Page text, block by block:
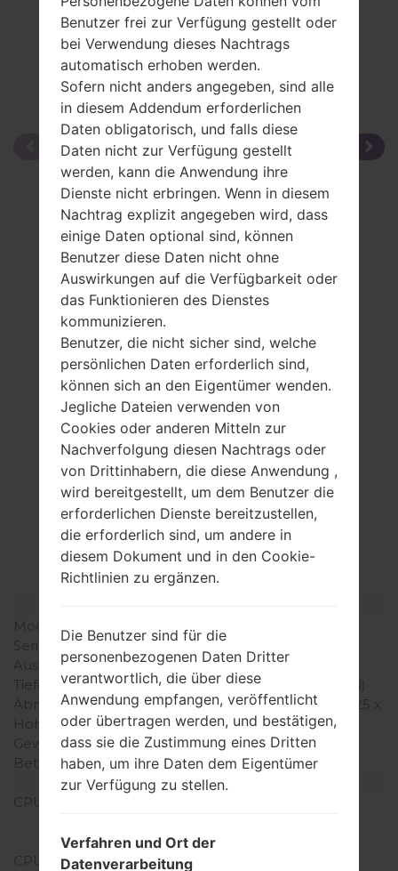
Spezifikation
LGP350G(LGP350G)
akaLG Optimus Me
Modell
LGP350G
Serie
LG Optimus Me
Ausgabe
Februar, 2011
Tiefe
12.2 millimeter (0.48 Zoll)
Abmessungen (Breite /
Höhe)
108 x 57.5 millimeter (4.25 x
2.26 Zoll)
Gewicht
110 gramm (3.88 unzen)
Betriebssystem
Android 2.2 (Froyo)
Ausrüstung
CPU
Snapdragon S1
CPU-Kerne
Benutzer frei zur Verfügung gestellt oder
bei Verwendung dieses Nachtrags
automatisch erhoben werden.
Sofern nicht anders angegeben, sind alle
in diesem Addendum erforderlichen
Daten obligatorisch, und falls diese
Daten nicht zur Verfügung gestellt
werden, kann die Anwendung ihre
Dienste nicht erbringen. Wenn in diesem
Nachtrag explizit angegeben wird, dass
einige Daten optional sind, können
Benutzer diese Daten nicht ohne
Auswirkungen auf die Verfügbarkeit oder
das Funktionieren des Dienstes
kommunizieren.
Benutzer, die nicht sicher sind, welche
persönlichen Daten erforderlich sind,
können sich an den Eigentümer wenden.
Jegliche Dateien verwenden von
Cookies oder anderen Mitteln zur
Nachverfolgung diesen Nachtrags oder
von Drittinhabern, die diese Anwendung ,
wird bereitgestellt, um dem Benutzer die
erforderlichen Dienste bereitzustellen,
die erforderlich sind, um andere in
diesem Dokument und in den Cookie-
Richtlinien zu ergänzen.
Die Benutzer sind für die
personenbezogenen Daten Dritter
verantwortlich, die über diese
Anwendung empfangen, veröffentlicht
oder übertragen werden, und bestätigen,
dass sie die Zustimmung eines Dritten
haben, um ihre Daten dem Eigentümer
zur Verfügung zu stellen.
Verfahren und Ort der
Datenverarbeitung